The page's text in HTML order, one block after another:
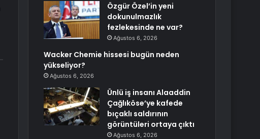
Özgür Özel’in yeni
dokunulmazlık
fezlekesinde ne var?
Ağustos 6, 2026
Wacker Chemie hissesi bugün neden
yükseliyor?
Ağustos 6, 2026
Ünlü iş insanı Alaaddin
Çağlıköse’ye kafede
bıçaklı saldırının
görüntüleri ortaya çıktı
Ağustos 6, 2026